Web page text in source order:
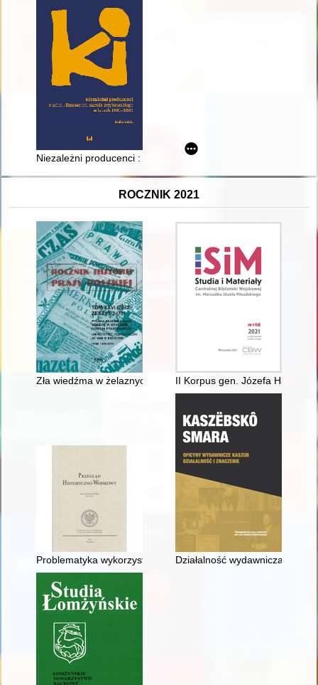
Niezależni producenci : Studio Filmowe im. Karola
ROCZNIK 2021
Zła wiedźma w żelaznych butach" : obraz wojny na łamach
II Korpus gen. Józefa Hauke-
Problematyka wykorzystania 1 Batalionu Szturmowego w
Działalność wydawnicza